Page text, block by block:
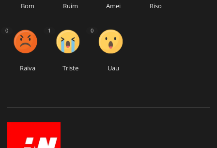
Bom Ruim Amei Riso
0
Raiva
1
Triste
0
Uau